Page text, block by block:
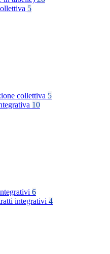
5
collettiva 5
10
6
integrativi 4